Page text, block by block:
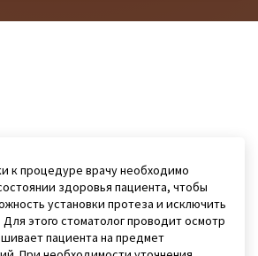
к процедуре врачу необходимо
здоровья пациента, чтобы
установки протеза и исключить
этого стоматолог проводит осмотр
пациента на предмет